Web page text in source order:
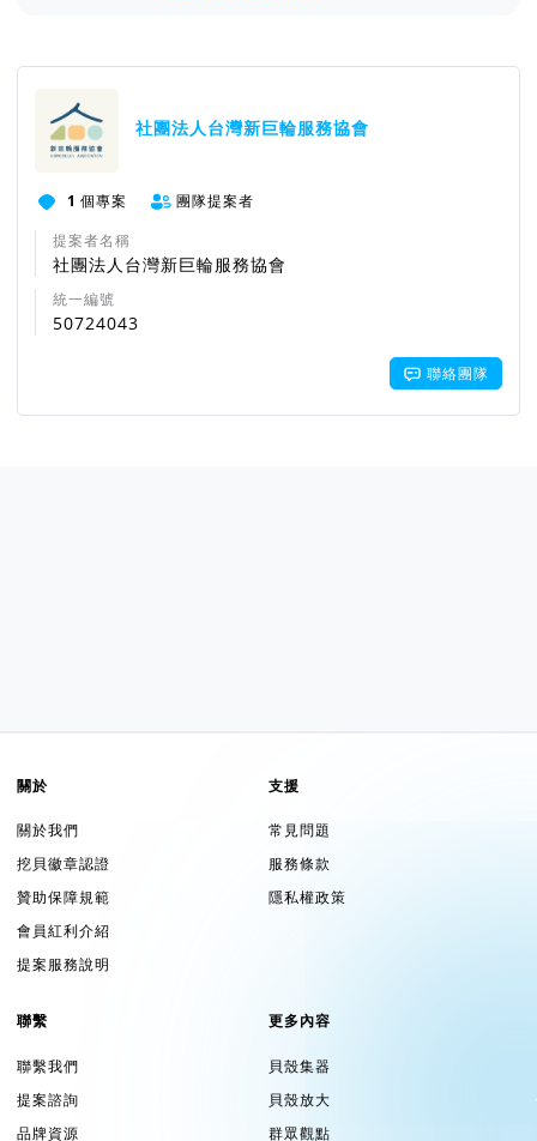
社團法人台灣新巨輪服務協會
1 個專案
團隊提案者
提案者名稱
社團法人台灣新巨輪服務協會
統一編號
50724043
聯絡團隊
關於
關於我們
挖貝徽章認證
贊助保障規範
會員紅利介紹
提案服務說明
支援
常見問題
服務條款
隱私權政策
聯繫
聯繫我們
提案諮詢
品牌資源
更多內容
貝殼集器
貝殼放大
群眾觀點